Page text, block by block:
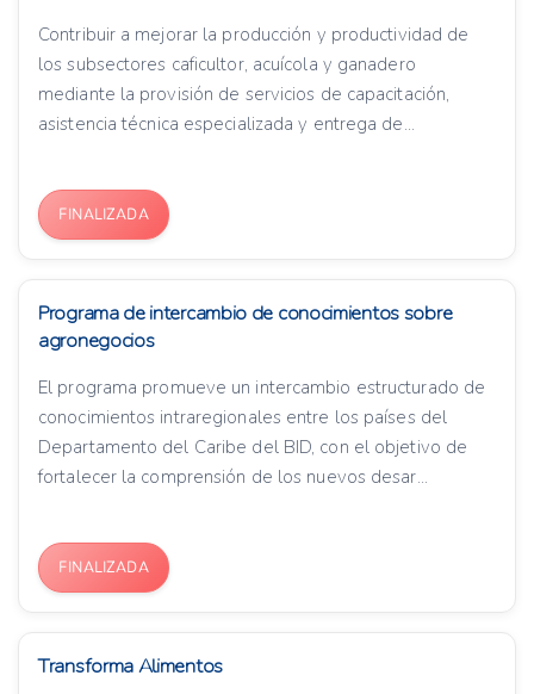
Contribuir a mejorar la producción y productividad de
los subsectores caficultor, acuícola y ganadero
mediante la provisión de servicios de capacitación,
asistencia técnica especializada y entrega de...
FINALIZADA
Programa de intercambio de conocimientos sobre
agronegocios
El programa promueve un intercambio estructurado de
conocimientos intraregionales entre los países del
Departamento del Caribe del BID, con el objetivo de
fortalecer la comprensión de los nuevos desar...
FINALIZADA
Transforma Alimentos